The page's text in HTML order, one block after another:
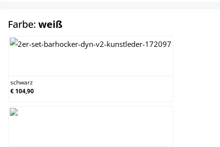
Farbe: weißauswählen
schwarz
€ 104,90